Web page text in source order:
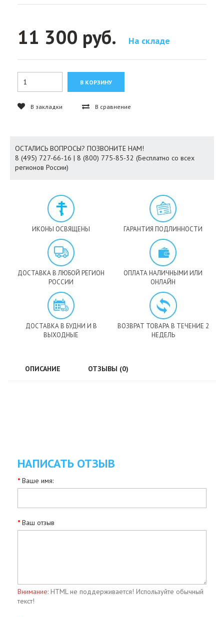
11 300 руб. На складе
В закладки В сравнение
ОСТАЛИСЬ ВОПРОСЫ? ПОЗВОНИТЕ НАМ!
8 (495) 727-66-16 | 8 (800) 775-85-32 (Бесплатно со всех
регионов России)
ИКОНЫ ОСВЯЩЕНЫ ГАРАНТИЯ ПОДЛИННОСТИ
ДОСТАВКА В ЛЮБОЙ РЕГИОН
РОССИИ
ОПЛАТА НАЛИЧНЫМИ ИЛИ
ОНЛАЙН
ДОСТАВКА В БУДНИ И В
ВЫХОДНЫЕ
ВОЗВРАТ ТОВАРА В ТЕЧЕНИЕ 2
НЕДЕЛЬ
ОПИСАНИЕ ОТЗЫВЫ (0)
НАПИСАТЬ ОТЗЫВ
Ваше имя:
Ваш отзыв
Внимание: HTML не поддерживается! Используйте обычный
текст!